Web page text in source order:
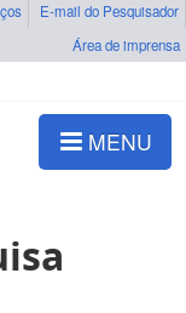
E-mail do Pesquisador
Área de imprensa
MENU